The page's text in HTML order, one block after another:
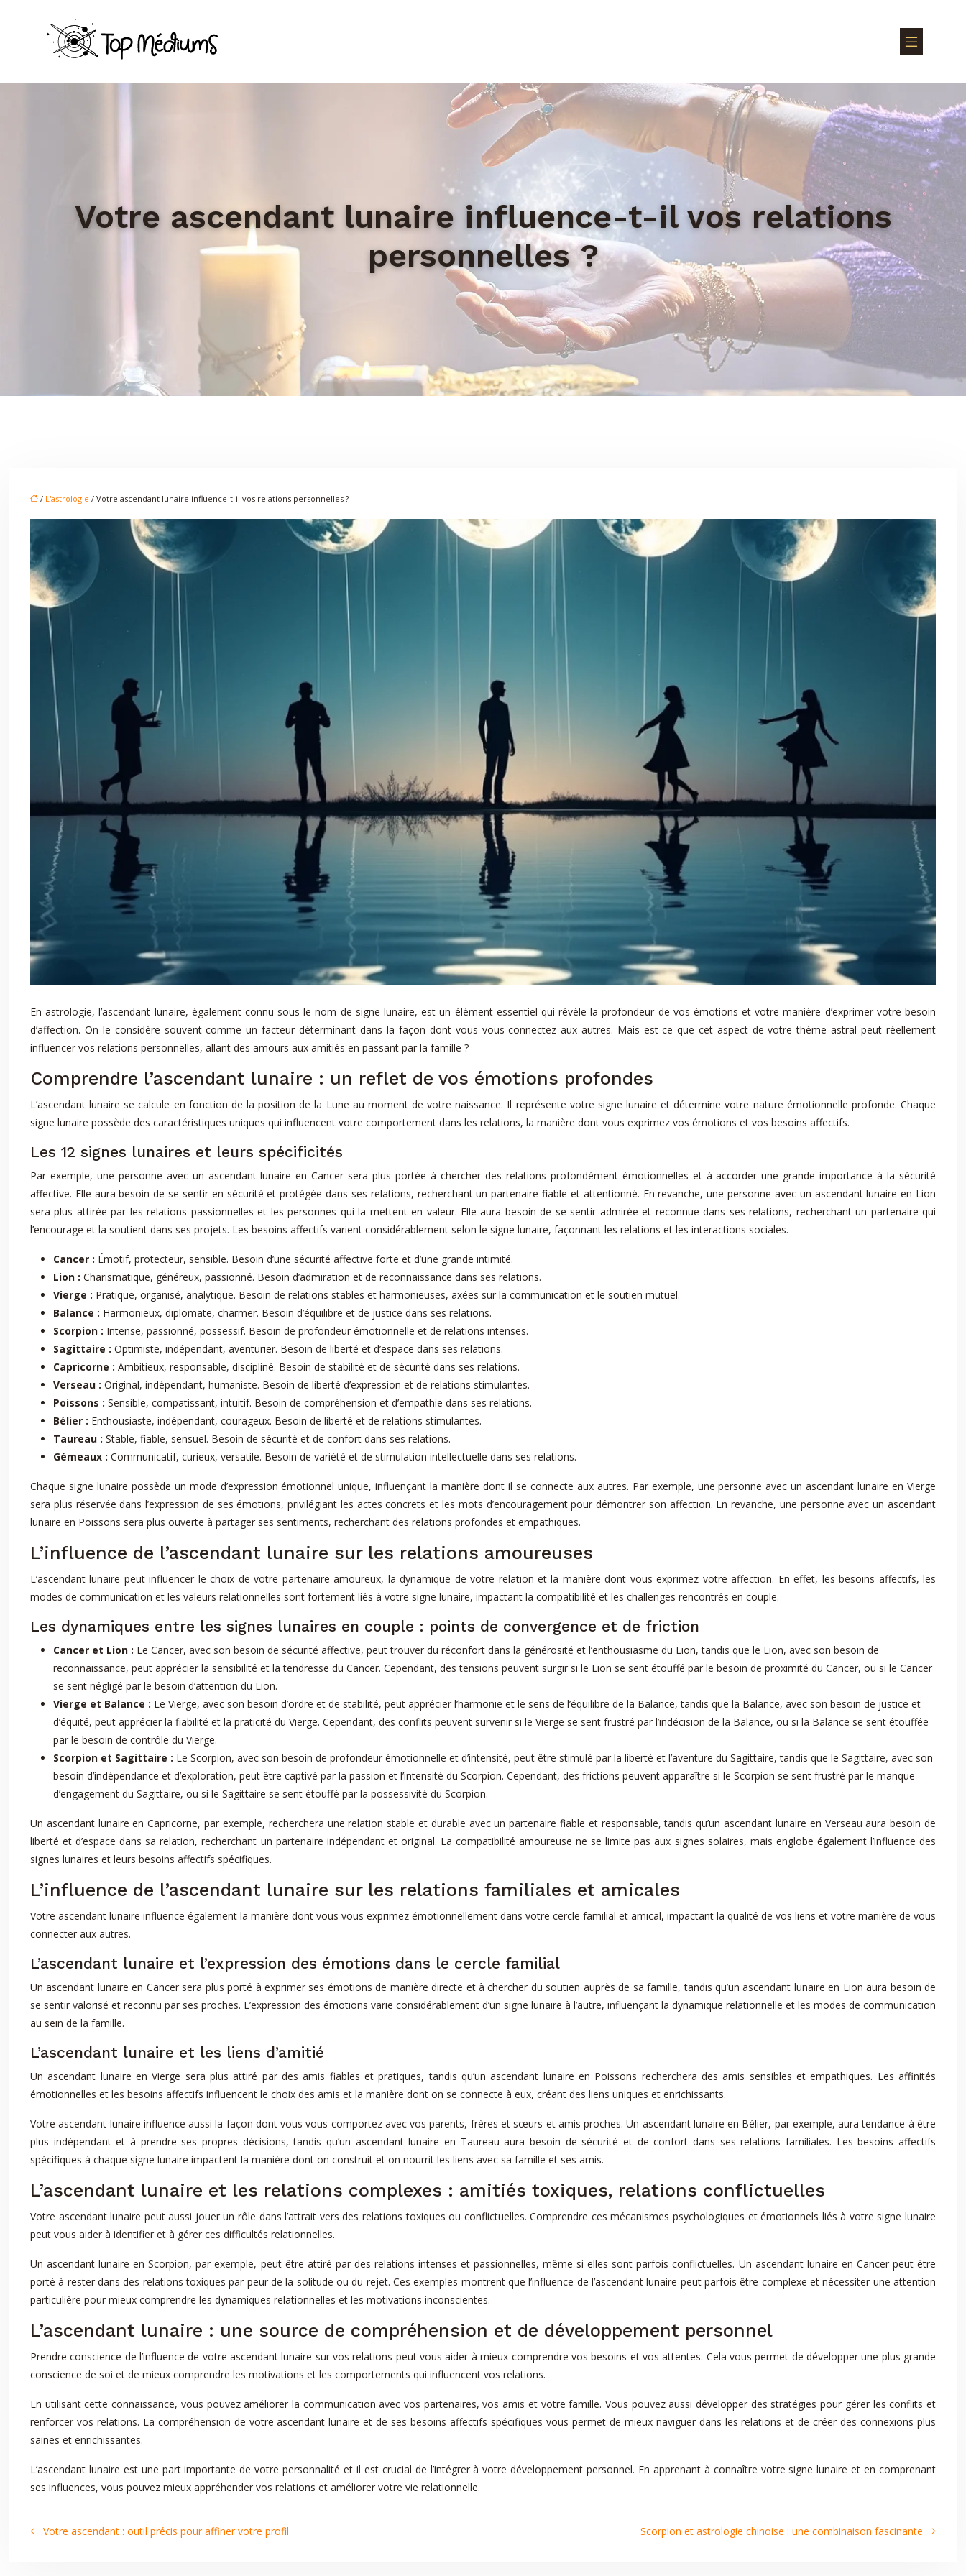
Votre ascendant lunaire influence-t-il vos relations
personnelles ?
/ L'astrologie / Votre ascendant lunaire influence-t-il vos relations personnelles ?
En astrologie, l’ascendant lunaire, également connu sous le nom de signe lunaire, est un élément essentiel qui révèle la profondeur de vos émotions et votre manière d’exprimer votre besoin
d’affection. On le considère souvent comme un facteur déterminant dans la façon dont vous vous connectez aux autres. Mais est-ce que cet aspect de votre thème astral peut réellement
influencer vos relations personnelles, allant des amours aux amitiés en passant par la famille ?
Comprendre l’ascendant lunaire : un reflet de vos émotions profondes
L’ascendant lunaire se calcule en fonction de la position de la Lune au moment de votre naissance. Il représente votre signe lunaire et détermine votre nature émotionnelle profonde. Chaque
signe lunaire possède des caractéristiques uniques qui influencent votre comportement dans les relations, la manière dont vous exprimez vos émotions et vos besoins affectifs.
Les 12 signes lunaires et leurs spécificités
Par exemple, une personne avec un ascendant lunaire en Cancer sera plus portée à chercher des relations profondément émotionnelles et à accorder une grande importance à la sécurité
affective. Elle aura besoin de se sentir en sécurité et protégée dans ses relations, recherchant un partenaire fiable et attentionné. En revanche, une personne avec un ascendant lunaire en Lion
sera plus attirée par les relations passionnelles et les personnes qui la mettent en valeur. Elle aura besoin de se sentir admirée et reconnue dans ses relations, recherchant un partenaire qui
l’encourage et la soutient dans ses projets. Les besoins affectifs varient considérablement selon le signe lunaire, façonnant les relations et les interactions sociales.
Cancer : Émotif, protecteur, sensible. Besoin d’une sécurité affective forte et d’une grande intimité.
Lion : Charismatique, généreux, passionné. Besoin d’admiration et de reconnaissance dans ses relations.
Vierge : Pratique, organisé, analytique. Besoin de relations stables et harmonieuses, axées sur la communication et le soutien mutuel.
Balance : Harmonieux, diplomate, charmer. Besoin d’équilibre et de justice dans ses relations.
Scorpion : Intense, passionné, possessif. Besoin de profondeur émotionnelle et de relations intenses.
Sagittaire : Optimiste, indépendant, aventurier. Besoin de liberté et d’espace dans ses relations.
Capricorne : Ambitieux, responsable, discipliné. Besoin de stabilité et de sécurité dans ses relations.
Verseau : Original, indépendant, humaniste. Besoin de liberté d’expression et de relations stimulantes.
Poissons : Sensible, compatissant, intuitif. Besoin de compréhension et d’empathie dans ses relations.
Bélier : Enthousiaste, indépendant, courageux. Besoin de liberté et de relations stimulantes.
Taureau : Stable, fiable, sensuel. Besoin de sécurité et de confort dans ses relations.
Gémeaux : Communicatif, curieux, versatile. Besoin de variété et de stimulation intellectuelle dans ses relations.
Chaque signe lunaire possède un mode d’expression émotionnel unique, influençant la manière dont il se connecte aux autres. Par exemple, une personne avec un ascendant lunaire en Vierge
sera plus réservée dans l’expression de ses émotions, privilégiant les actes concrets et les mots d’encouragement pour démontrer son affection. En revanche, une personne avec un ascendant
lunaire en Poissons sera plus ouverte à partager ses sentiments, recherchant des relations profondes et empathiques.
L’influence de l’ascendant lunaire sur les relations amoureuses
L’ascendant lunaire peut influencer le choix de votre partenaire amoureux, la dynamique de votre relation et la manière dont vous exprimez votre affection. En effet, les besoins affectifs, les
modes de communication et les valeurs relationnelles sont fortement liés à votre signe lunaire, impactant la compatibilité et les challenges rencontrés en couple.
Les dynamiques entre les signes lunaires en couple : points de convergence et de friction
Cancer et Lion : Le Cancer, avec son besoin de sécurité affective, peut trouver du réconfort dans la générosité et l’enthousiasme du Lion, tandis que le Lion, avec son besoin de
reconnaissance, peut apprécier la sensibilité et la tendresse du Cancer. Cependant, des tensions peuvent surgir si le Lion se sent étouffé par le besoin de proximité du Cancer, ou si le Cancer
se sent négligé par le besoin d’attention du Lion.
Vierge et Balance : Le Vierge, avec son besoin d’ordre et de stabilité, peut apprécier l’harmonie et le sens de l’équilibre de la Balance, tandis que la Balance, avec son besoin de justice et
d’équité, peut apprécier la fiabilité et la praticité du Vierge. Cependant, des conflits peuvent survenir si le Vierge se sent frustré par l’indécision de la Balance, ou si la Balance se sent étouffée
par le besoin de contrôle du Vierge.
Scorpion et Sagittaire : Le Scorpion, avec son besoin de profondeur émotionnelle et d’intensité, peut être stimulé par la liberté et l’aventure du Sagittaire, tandis que le Sagittaire, avec son
besoin d’indépendance et d’exploration, peut être captivé par la passion et l’intensité du Scorpion. Cependant, des frictions peuvent apparaître si le Scorpion se sent frustré par le manque
d’engagement du Sagittaire, ou si le Sagittaire se sent étouffé par la possessivité du Scorpion.
Un ascendant lunaire en Capricorne, par exemple, recherchera une relation stable et durable avec un partenaire fiable et responsable, tandis qu’un ascendant lunaire en Verseau aura besoin de
liberté et d’espace dans sa relation, recherchant un partenaire indépendant et original. La compatibilité amoureuse ne se limite pas aux signes solaires, mais englobe également l’influence des
signes lunaires et leurs besoins affectifs spécifiques.
L’influence de l’ascendant lunaire sur les relations familiales et amicales
Votre ascendant lunaire influence également la manière dont vous vous exprimez émotionnellement dans votre cercle familial et amical, impactant la qualité de vos liens et votre manière de vous
connecter aux autres.
L’ascendant lunaire et l’expression des émotions dans le cercle familial
Un ascendant lunaire en Cancer sera plus porté à exprimer ses émotions de manière directe et à chercher du soutien auprès de sa famille, tandis qu’un ascendant lunaire en Lion aura besoin de
se sentir valorisé et reconnu par ses proches. L’expression des émotions varie considérablement d’un signe lunaire à l’autre, influençant la dynamique relationnelle et les modes de communication
au sein de la famille.
L’ascendant lunaire et les liens d’amitié
Un ascendant lunaire en Vierge sera plus attiré par des amis fiables et pratiques, tandis qu’un ascendant lunaire en Poissons recherchera des amis sensibles et empathiques. Les affinités
émotionnelles et les besoins affectifs influencent le choix des amis et la manière dont on se connecte à eux, créant des liens uniques et enrichissants.
Votre ascendant lunaire influence aussi la façon dont vous vous comportez avec vos parents, frères et sœurs et amis proches. Un ascendant lunaire en Bélier, par exemple, aura tendance à être
plus indépendant et à prendre ses propres décisions, tandis qu’un ascendant lunaire en Taureau aura besoin de sécurité et de confort dans ses relations familiales. Les besoins affectifs
spécifiques à chaque signe lunaire impactent la manière dont on construit et on nourrit les liens avec sa famille et ses amis.
L’ascendant lunaire et les relations complexes : amitiés toxiques, relations conflictuelles
Votre ascendant lunaire peut aussi jouer un rôle dans l’attrait vers des relations toxiques ou conflictuelles. Comprendre ces mécanismes psychologiques et émotionnels liés à votre signe lunaire
peut vous aider à identifier et à gérer ces difficultés relationnelles.
Un ascendant lunaire en Scorpion, par exemple, peut être attiré par des relations intenses et passionnelles, même si elles sont parfois conflictuelles. Un ascendant lunaire en Cancer peut être
porté à rester dans des relations toxiques par peur de la solitude ou du rejet. Ces exemples montrent que l’influence de l’ascendant lunaire peut parfois être complexe et nécessiter une attention
particulière pour mieux comprendre les dynamiques relationnelles et les motivations inconscientes.
L’ascendant lunaire : une source de compréhension et de développement personnel
Prendre conscience de l’influence de votre ascendant lunaire sur vos relations peut vous aider à mieux comprendre vos besoins et vos attentes. Cela vous permet de développer une plus grande
conscience de soi et de mieux comprendre les motivations et les comportements qui influencent vos relations.
En utilisant cette connaissance, vous pouvez améliorer la communication avec vos partenaires, vos amis et votre famille. Vous pouvez aussi développer des stratégies pour gérer les conflits et
renforcer vos relations. La compréhension de votre ascendant lunaire et de ses besoins affectifs spécifiques vous permet de mieux naviguer dans les relations et de créer des connexions plus
saines et enrichissantes.
L’ascendant lunaire est une part importante de votre personnalité et il est crucial de l’intégrer à votre développement personnel. En apprenant à connaître votre signe lunaire et en comprenant
ses influences, vous pouvez mieux appréhender vos relations et améliorer votre vie relationnelle.
Votre ascendant : outil précis pour affiner votre profil Scorpion et astrologie chinoise : une combinaison fascinante